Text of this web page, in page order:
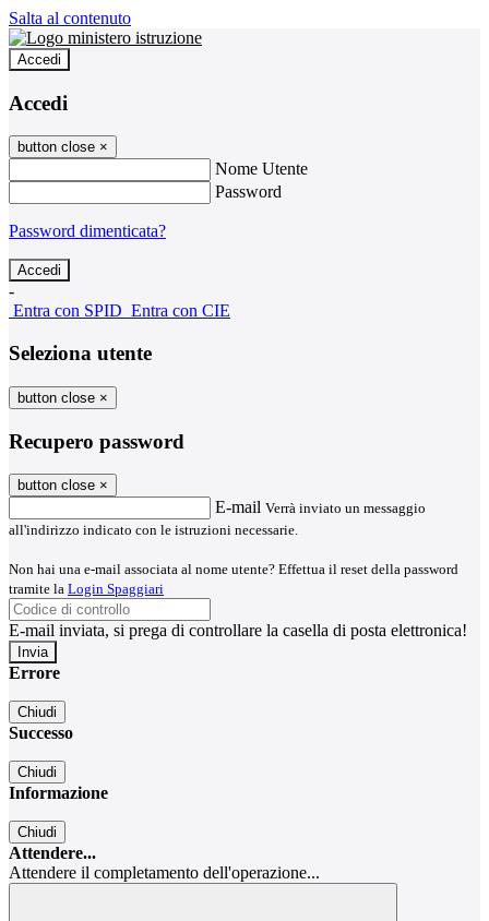
Salta al contenuto
Accedi
Accedi
button close ×
Nome Utente
Password
Password dimenticata?
-
Entra con SPID Entra con CIE
Seleziona utente
button close ×
Recupero password
button close ×
E-mail Verrà inviato un messaggio
all'indirizzo indicato con le istruzioni necessarie.
Non hai una e-mail associata al nome utente? Effettua il reset della password
tramite la Login Spaggiari
E-mail inviata, si prega di controllare la casella di posta elettronica!
Errore
Chiudi
Successo
Chiudi
Informazione
Chiudi
Attendere...
Attendere il completamento dell'operazione...